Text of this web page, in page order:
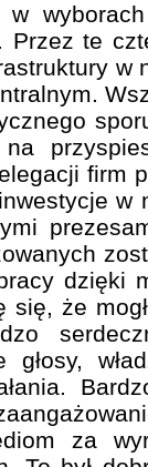
Przez te
w
firm
dzięki
że
za